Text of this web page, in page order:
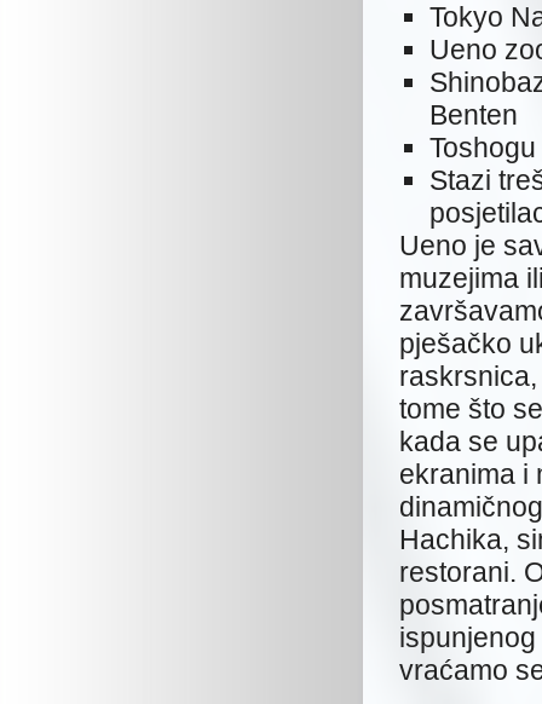
Tokyo
Ueno
Benten
Stazi
Ueno je
muzejima
pješačko
tome što
kada se
ekranima i
Hachika,
restorani.
vraćamo